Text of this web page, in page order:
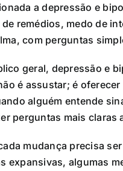
a depressão e
remédios, medo de
com perguntas
geral, depressão e
é assustar; é
alguém entende
perguntas mais claras
mudança precisa
expansivas, algumas